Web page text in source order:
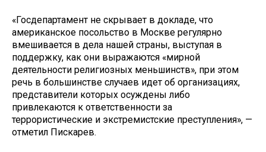
«Госдепартамент не скрывает в докладе, что
американское посольство в Москве регулярно
вмешивается в дела нашей страны, выступая в
поддержку, как они выражаются «мирной
деятельности религиозных меньшинств», при этом
речь в большинстве случаев идет об организациях,
представители которых осуждены либо
привлекаются к ответственности за
террористические и экстремистские преступления», —
отметил Пискарев.